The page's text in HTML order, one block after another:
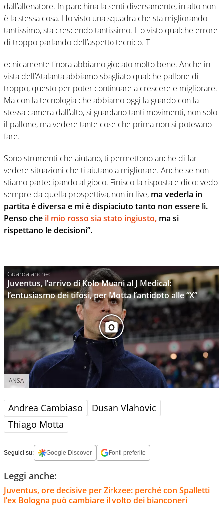
dall’allenatore. In panchina la senti diversamente, in alto non
è la stessa cosa. Ho visto una squadra che sta migliorando
tantissimo, sta crescendo tantissimo. Ho visto qualche errore
di troppo parlando dell’aspetto tecnico. T
ecnicamente finora abbiamo giocato molto bene. Anche in
vista dell’Atalanta abbiamo sbagliato qualche pallone di
troppo, questo per poter continuare a crescere e migliorare.
Ma con la tecnologia che abbiamo oggi la guardo con la
stessa camera dall’alto, si guardano tanti movimenti, non solo
il pallone, ma vedere tante cose che prima non si potevano
fare.
Sono strumenti che aiutano, ti permettono anche di far
vedere situazioni che ti aiutano a migliorare. Anche se non
stiamo partecipando al gioco. Finisco la risposta e dico: vedo
sempre da quella prospettiva, non in live, ma vederla in
partita è diversa e mi è dispiaciuto tanto non essere lì.
Penso che il mio rosso sia stato ingiusto, ma si
rispettano le decisioni”.
Juventus, l’arrivo di Kolo Muani al J Medical:
l’entusiasmo dei tifosi, per Motta l’antidoto alle “X”
ANSA
Andrea Cambiaso
Dusan Vlahovic
Thiago Motta
Seguici su: Google Discover Fonti preferite
Leggi anche:
Juventus, ore decisive per Zirkzee: perché con Spalletti
l’ex Bologna può cambiare il volto dei bianconeri